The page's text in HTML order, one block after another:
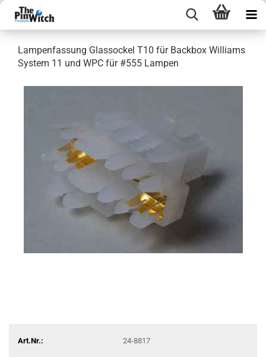
Lampenfassung Glassockel T10 für Backbox Williams
System 11 und WPC für #555 Lampen
Art.Nr.: 24-8817